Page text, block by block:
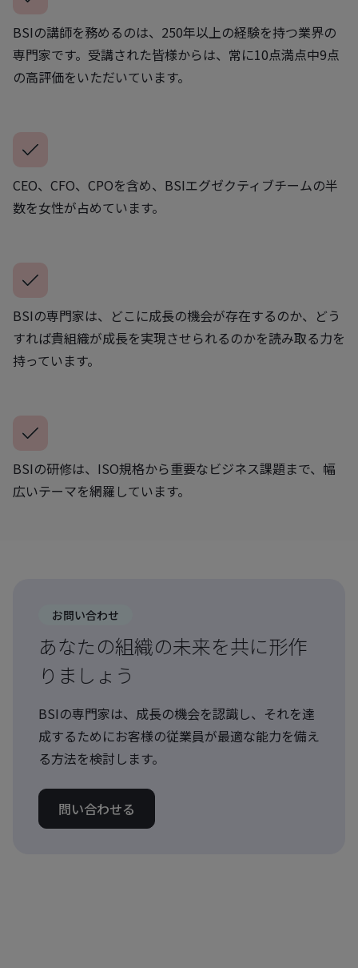
BSIの講師を務めるのは、250年以上の経験を持つ業界の
専門家です。受講された皆様からは、常に10点満点中9点
の高評価をいただいています。
CEO、CFO、CPOを含め、BSIエグゼクティブチームの半
数を女性が占めています。
BSIの専門家は、どこに成長の機会が存在するのか、どう
すれば貴組織が成長を実現させられるのかを読み取る力を
持っています。
BSIの研修は、ISO規格から重要なビジネス課題まで、幅
広いテーマを網羅しています。
お問い合わせ
あなたの組織の未来を共に形作
りましょう
BSIの専門家は、成長の機会を認識し、それを達
成するためにお客様の従業員が最適な能力を備え
る方法を検討します。
問い合わせる